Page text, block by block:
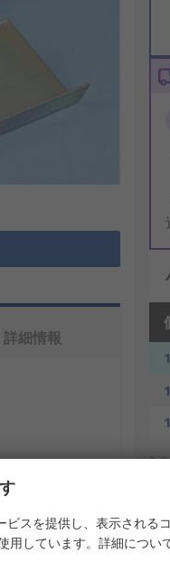
* 表
お
詳細情報
スを提供し、表示される
しています。詳細について